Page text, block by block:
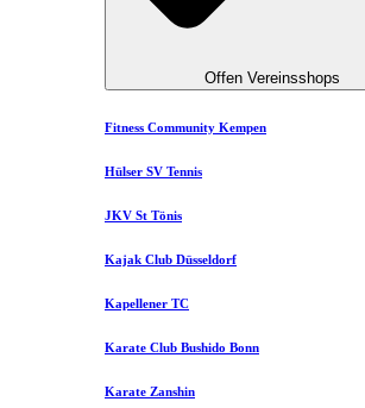
Offen Vereinsshops
Fitness Community Kempen
Hülser SV Tennis
JKV St Tönis
Kajak Club Düsseldorf
Kapellener TC
Karate Club Bushido Bonn
Karate Zanshin